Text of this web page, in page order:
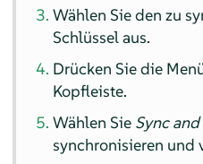
Wählen Sie den zu
Schlüssel aus.
Drücken Sie die
Kopfleiste.
Wählen Sie Sync
synchronisieren und